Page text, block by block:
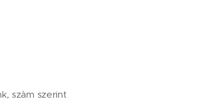
szàm szerint